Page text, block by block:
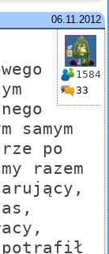
06.11.2012
1584
33
samym
po
razem
potrafił